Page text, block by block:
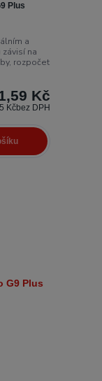
Plus
a
na
rozpočet
Kč
Kčbez DPH